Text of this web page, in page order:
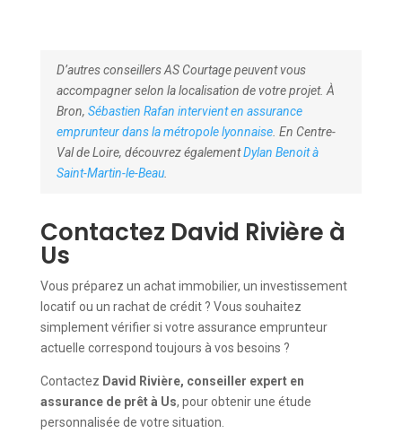
D’autres conseillers AS Courtage peuvent vous
accompagner selon la localisation de votre projet. À
Bron, Sébastien Rafan intervient en assurance
emprunteur dans la métropole lyonnaise. En Centre-
Val de Loire, découvrez égalementDylan Benoit à
Saint-Martin-le-Beau.
Contactez David Rivière à
Us
Vous préparez un achat immobilier, un investissement
locatif ou un rachat de crédit ? Vous souhaitez
simplement vérifier si votre assurance emprunteur
actuelle correspond toujours à vos besoins ?
Contactez David Rivière, conseiller expert en
assurance de prêt à Us, pour obtenir une étude
personnalisée de votre situation.